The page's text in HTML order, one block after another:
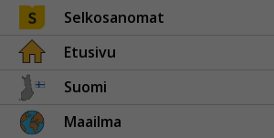
Selkosanomat
Etusivu
Suomi
Maailma